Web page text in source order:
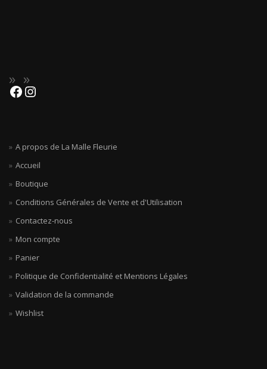
A propos de La Malle Fleurie
Accueil
Boutique
Conditions Générales de Vente et d'Utilisation
Contactez-nous
Mon compte
Panier
Politique de Confidentialité et Mentions Légales
Validation de la commande
Wishlist